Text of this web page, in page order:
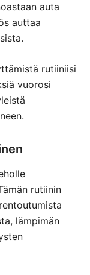
auta
auttaa
rutiiniisi
vuorosi
rutiinin
lämpimän